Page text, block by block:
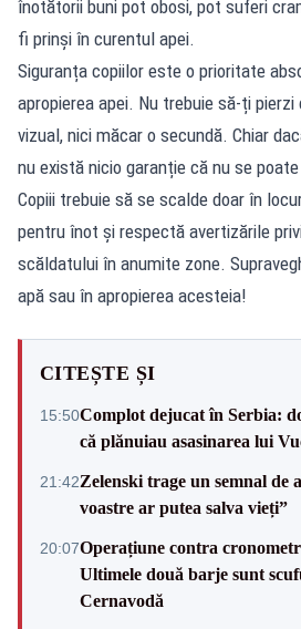
înotătorii buni pot obosi, pot suferi
fi prinși în curentul apei.
Siguranța copiilor este o prioritate
apropierea apei. Nu trebuie să-ți
vizual, nici măcar o secundă. Chiar
nu există nicio garanție că nu se
Copiii trebuie să se scalde doar în
pentru înot și respectă avertizările
scăldatului în anumite zone.
apă sau în apropierea acesteia!
CITEȘTE ȘI
15:50Complot dejucat în Serbia:
că plănuiau asasinarea lui
21:42Zelenski trage un semnal de
voastre ar putea salva vieți”
20:07Operațiune contra
Ultimele două barje sunt
Cernavodă